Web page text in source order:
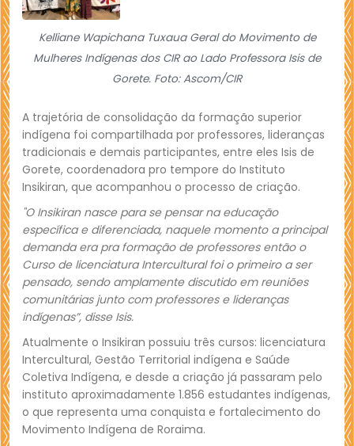
Kelliane Wapichana Tuxaua Geral do Movimento de
Mulheres Indígenas dos CIR ao Lado Professora Isis de
Gorete. Foto: Ascom/CIR
A trajetória de consolidação da formação superior
indígena foi compartilhada por professores, lideranças
tradicionais e demais participantes, entre eles Isis de
Gorete, coordenadora pro tempore do Instituto
Insikiran, que acompanhou o processo de criação.
"O Insikiran nasce para se pensar na educação
específica e diferenciada, naquele momento a principal
demanda era pra formação de professores então o
Curso de licenciatura Intercultural foi o primeiro a ser
pensado, sendo amplamente discutido em reuniões
comunitárias junto com professores e lideranças
indígenas”, disse Isis.
Atualmente o Insikiran possuiu três cursos: licenciatura
Intercultural, Gestão Territorial indígena e Saúde
Coletiva Indígena, e desde a criação já passaram pelo
instituto aproximadamente 1.856 estudantes indígenas,
o que representa uma conquista e fortalecimento do
Movimento Indígena de Roraima.